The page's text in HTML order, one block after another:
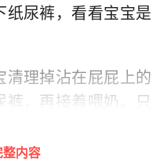
纸尿裤，看看宝宝是
清理掉沾在屁屁上的
，再接着喂奶。只
安安稳稳地继续享受
内容